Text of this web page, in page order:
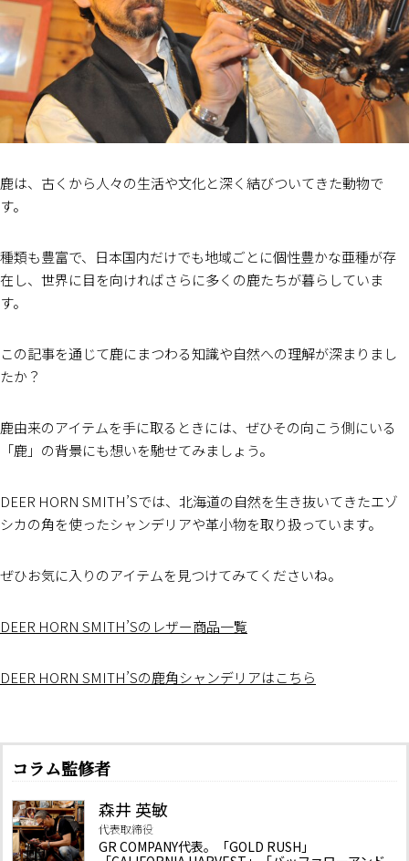
鹿は、古くから人々の生活や文化と深く結びついてきた動物で
す。
種類も豊富で、日本国内だけでも地域ごとに個性豊かな亜種が存
在し、世界に目を向ければさらに多くの鹿たちが暮らしていま
す。
この記事を通じて鹿にまつわる知識や自然への理解が深まりまし
たか？
鹿由来のアイテムを手に取るときには、ぜひその向こう側にいる
「鹿」の背景にも想いを馳せてみましょう。
DEER HORN SMITH’Sでは、北海道の自然を生き抜いてきたエゾ
シカの角を使ったシャンデリアや革小物を取り扱っています。
ぜひお気に入りのアイテムを見つけてみてくださいね。
DEER HORN SMITH’Sのレザー商品一覧
DEER HORN SMITH’Sの鹿角シャンデリアはこちら
コラム監修者
森井 英敏
代表取締役
GR COMPANY代表。「GOLD RUSH」